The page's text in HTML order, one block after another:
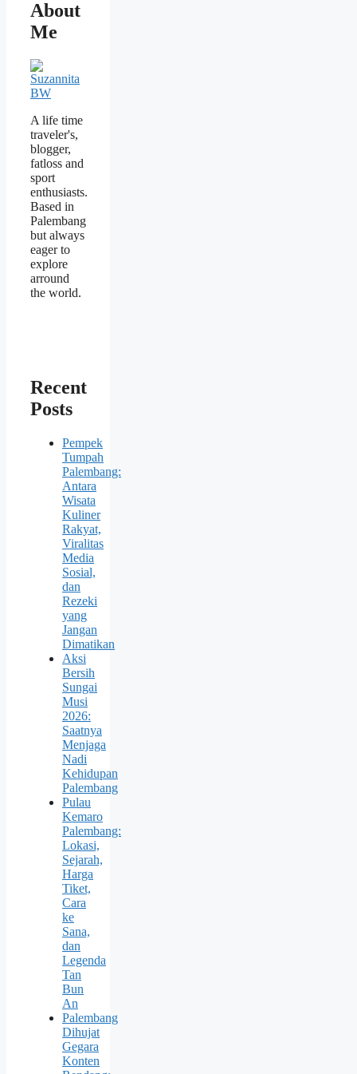
About
Me
A life time
traveler's,
blogger,
fatloss and
sport
enthusiasts.
Based in
Palembang
but always
eager to
explore
arround
the world.
Recent
Posts
Pempek
Tumpah
Palembang:
Antara
Wisata
Kuliner
Rakyat,
Viralitas
Media
Sosial,
dan
Rezeki
yang
Jangan
Dimatikan
Aksi
Bersih
Sungai
Musi
2026:
Saatnya
Menjaga
Nadi
Kehidupan
Palembang
Pulau
Kemaro
Palembang:
Lokasi,
Sejarah,
Harga
Tiket,
Cara
ke
Sana,
dan
Legenda
Tan
Bun
An
Palembang
Dihujat
Gegara
Konten